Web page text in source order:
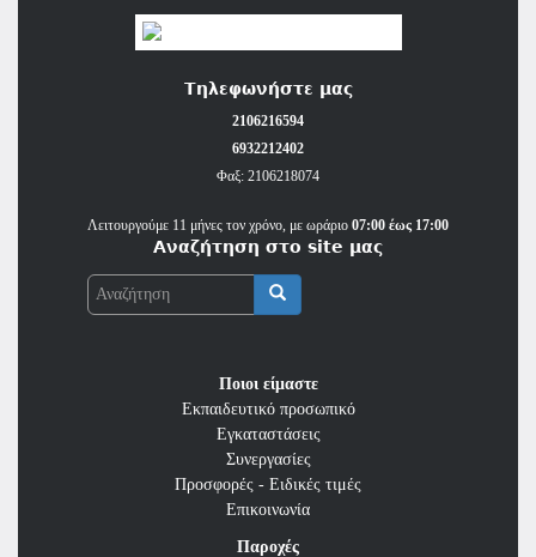
Τηλεφωνήστε μας
2106216594
6932212402
Φαξ: 2106218074
Λειτουργούμε 11 μήνες τον χρόνο, με ωράριο 07:00 έως 17:00
Αναζήτηση στο site μας
Ποιοι είμαστε
Εκπαιδευτικό προσωπικό
Εγκαταστάσεις
Συνεργασίες
Προσφορές - Ειδικές τιμές
Επικοινωνία
Παροχές